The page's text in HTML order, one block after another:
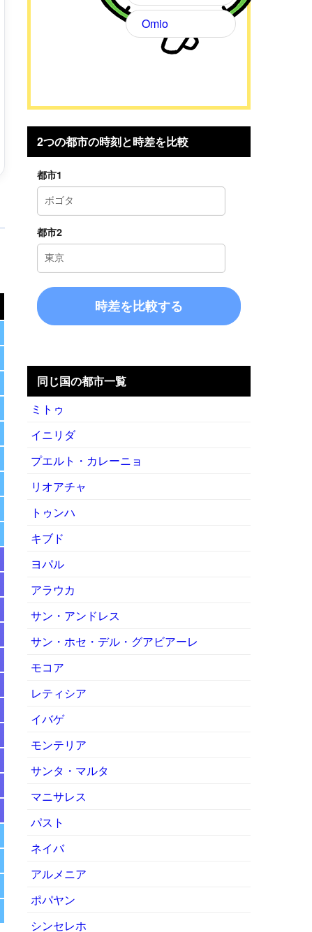
Omio
2つの都市の時刻と時差を比較
都市1
都市2
時差を比較する
同じ国の都市一覧
ミトゥ
イニリダ
プエルト・カレーニョ
リオアチャ
トゥンハ
キブド
ヨパル
アラウカ
サン・アンドレス
サン・ホセ・デル・グアビアーレ
モコア
レティシア
イバゲ
モンテリア
サンタ・マルタ
マニサレス
パスト
ネイバ
アルメニア
ポパヤン
シンセレホ